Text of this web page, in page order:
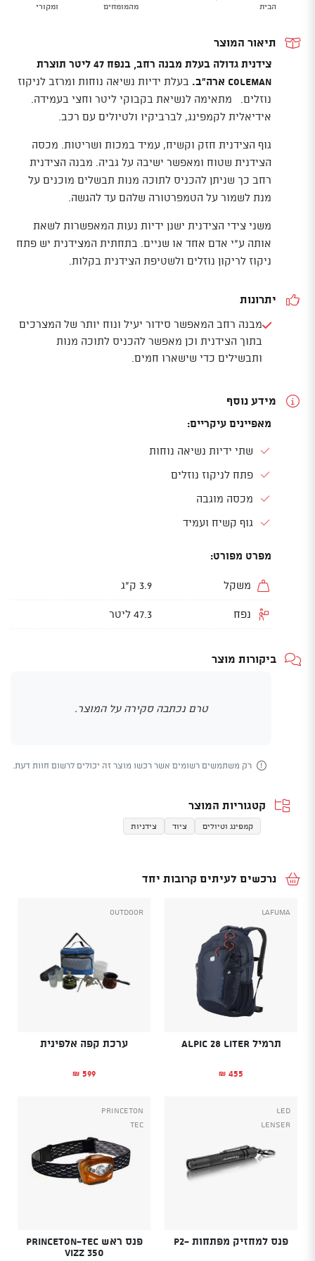
Coolerהבית
מהמומחים
ומקורי
תיאור המוצר
צידנית גדולה בעלת מבנה רחב, בנפח 47 ליטר תוצרת
Coleman ארה"ב.
בעלת ידיות נשיאה נוחות ומרזב לניקוז
נוזלים. מתאימה לנשיאת בקבוקי ליטר וחצי בעמידה.
אידיאלית לקמפינג, לברביקיו ולטיולים עם רכב.
גוף הצידנית חזק וקשיח, עמיד במכות ושריטות. מכסה
הצידנית שטוח ומאפשר ישיבה על גביה. מבנה הצידנית
רחב כך שניתן להכניס לתוכה מנות תבשלים מוכנים על
מנת לשמור על הטמפרטורה שלהם עד להגשה.
משני צידי הצידנית ישנן ידיות נעות המאפשרות לשאת
אותה ע"י אדם אחד או שניים. בתחתית המצידנית יש פתח
ניקוז לריקון נוזלים ולשטיפת הצידנית בקלות.
יתרונות
מבנה רחב המאפשר סידור יעיל ונוח יותר של המצרכים
בתוך הצידנית וכן מאפשר להכניס לתוכה מנות
ותבשילים כדי שישארו חמים.
מידע נוסף
מאפיינים עיקריים:
שתי ידיות נשיאה נוחות
פתח לניקוז נוזלים
מכסה מוגבה
גוף קשיח ועמיד
מפרט מפורט:
משקל 3.9 ק"ג
נפח 47.3 ליטר
ביקורות מוצר
טרם נכתבה סקירה על המוצר.
רק משתמשים רשומים אשר רכשו מוצר זה יכולים לרשום חוות דעת.
קטגוריות המוצר
קמפינג וטיולים ציוד צידניות
נרכשים לעיתים קרובות יחד
LAFUMA
תרמיל Alpic 28 liter
₪ 455
Outdoor
ערכת קפה אלפינית
₪ 599
Led
Lenser
פנס למחזיק מפתחות -P2
PRINCETON
TEC
פנס ראש Princeton-Tec
vizz 350